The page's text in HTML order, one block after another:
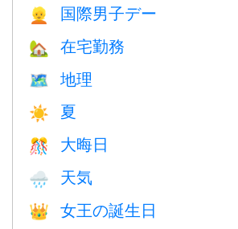
👱 国際男子デー
🏡 在宅勤務
🗺 地理
☀️ 夏
🎊 大晦日
🌧 天気
👑 女王の誕生日